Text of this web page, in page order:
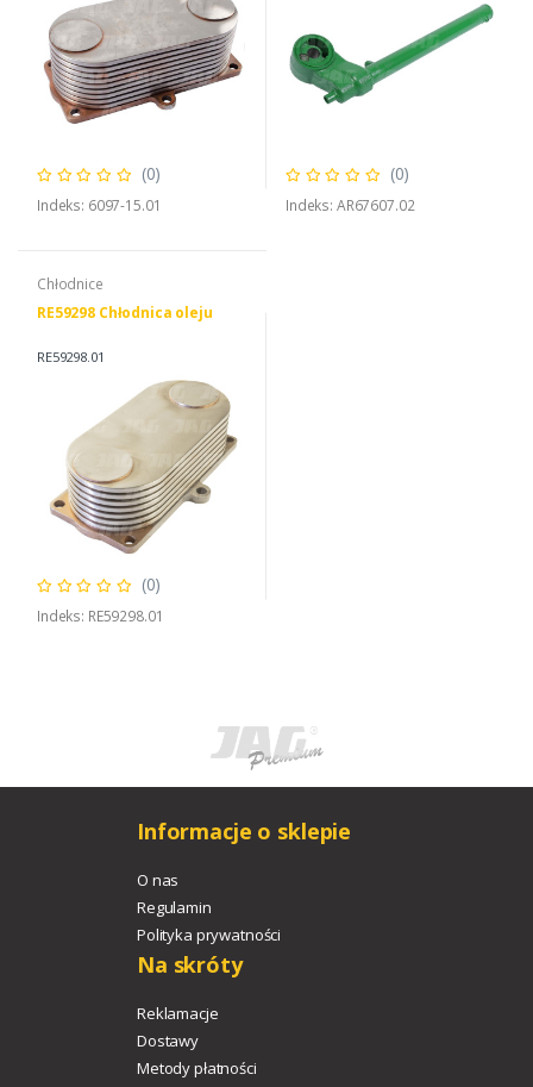
(0)
Indeks: 6097-15.01
(0)
Indeks: AR67607.02
Chłodnice
RE59298 Chłodnica oleju
RE59298.01
(0)
Indeks: RE59298.01
Informacje o sklepie
O nas
Regulamin
Polityka prywatności
Na skróty
Reklamacje
Dostawy
Metody płatności